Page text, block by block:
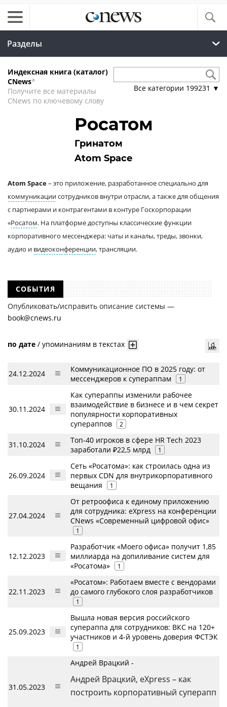
Разделы
Индексная книга (каталог)
CNews*
Получите все материалы
CNews по ключевому слову
Все категории 199231 ▼
Росатом
Гринатом
Atom Space
Atom Space– это приложение, разработанное специально для
коммуникациисотрудников внутри отрасли, а также для общения
с партнерами и контрагентами в контуре Госкорпорации
«Росатом. На платформе доступны классические функции
корпоративного мессенджера: чаты и каналы, треды, звонки,
аудио и видеоконференции, трансляции.
СОБЫТИЯ
Опубликовать/исправить описание системы —
book@cnews.ru
по дате / упоминаниям в текстах
24.12.2024
Коммуникационное ПО в 2025 году: от
мессенджеров к супераппам
1
30.11.2024
Как супераппы изменили рабочее
взаимодействие в бизнесе и в чем секрет
популярности корпоративных
супераппов
2
31.10.2024
Топ-40 игроков в сфере HR Tech 2023
заработали ₽22,5 млрд
1
26.09.2024
Сеть «Росатома»: как строилась одна из
первых CDN для внутрикорпоративного
вещания
1
27.04.2024
От ретроофиса к единому приложению
для сотрудника: eXpress на конференции
CNews «Современный цифровой офис»
1
12.12.2023
Разработчик «Моего офиса» получит 1,85
миллиарда на допиливание систем для
«Росатома»
1
22.11.2023
«Росатом»: Работаем вместе с вендорами
до самого глубокого слоя разработчиков
1
25.09.2023
Вышла новая версия российского
супераппа для сотрудников: ВКС на 120+
участников и 4-й уровень доверия ФСТЭК
1
31.05.2023
Андрей Врацкий -
Андрей Врацкий, eXpress – как
построить корпоративный суперапп